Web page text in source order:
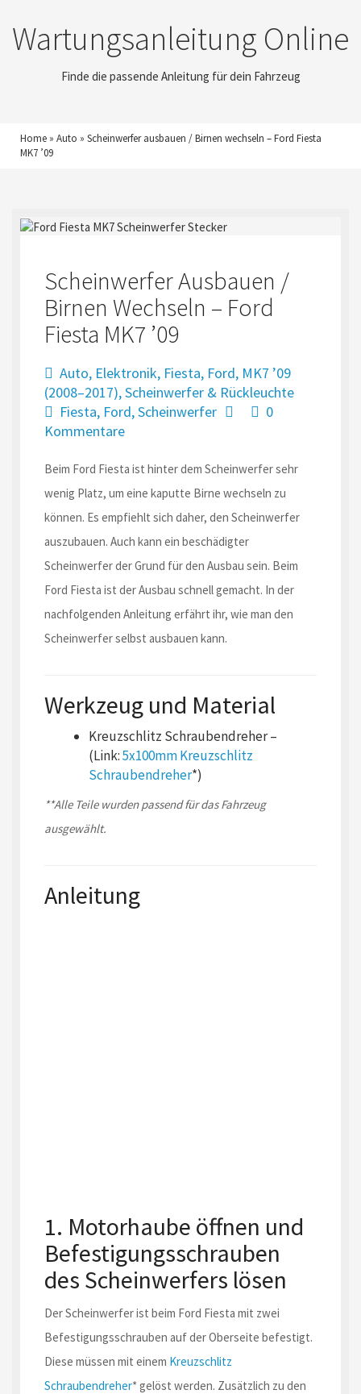
Wartungsanleitung Online
Finde die passende Anleitung für dein Fahrzeug
Home » Auto » Scheinwerfer ausbauen / Birnen wechseln – Ford Fiesta
MK7 ’09
Scheinwerfer Ausbauen /
Birnen Wechseln – Ford
Fiesta MK7 ’09
Auto, Elektronik, Fiesta, Ford, MK7 ’09
(2008–2017),Scheinwerfer & Rückleuchte
Fiesta, Ford,Scheinwerfer
0
Kommentare
Beim Ford Fiesta ist hinter dem Scheinwerfer sehr
wenig Platz, um eine kaputte Birne wechseln zu
können. Es empfiehlt sich daher, den Scheinwerfer
auszubauen. Auch kann ein beschädigter
Scheinwerfer der Grund für den Ausbau sein. Beim
Ford Fiesta ist der Ausbau schnell gemacht. In der
nachfolgenden Anleitung erfährt ihr, wie man den
Scheinwerfer selbst ausbauen kann.
Werkzeug und Material
Kreuzschlitz Schraubendreher –
(Link:5x100mm Kreuzschlitz
Schraubendreher*)
**Alle Teile wurden passend für das Fahrzeug
ausgewählt.
Anleitung
1. Motorhaube öffnen und
Befestigungsschrauben
des Scheinwerfers lösen
Der Scheinwerfer ist beim Ford Fiesta mit zwei
Befestigungsschrauben auf der Oberseite befestigt.
Diese müssen mit einem Kreuzschlitz
Schraubendreher* gelöst werden. Zusätzlich zu den